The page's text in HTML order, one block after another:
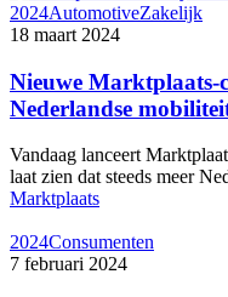
2024AutomotiveZakelijk
18 maart 2024
Nieuwe Marktplaats-
Nederlandse
Vandaag lanceert
laat zien dat steeds meer
Marktplaats
2024Consumenten
7 februari 2024